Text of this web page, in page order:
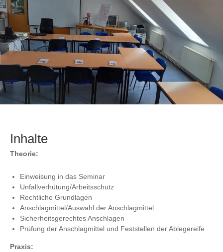
Inhalte
Theorie:
Einweisung in das Seminar
Unfallverhütung/Arbeitsschutz
Rechtliche Grundlagen
Anschlagmittel/Auswahl der Anschlagmittel
Sicherheitsgerechtes Anschlagen
Prüfung der Anschlagmittel und Feststellen der Ablegereife
Praxis: